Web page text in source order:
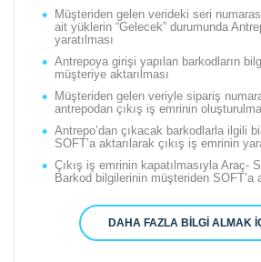
Müşteriden gelen verideki seri
ait yüklerin “Gelecek” durumunda
yaratılması
Antrepoya girişi yapılan barkodların
müşteriye aktarılması
Müşteriden gelen veriyle sipariş
antrepodan çıkış iş emrinin
Antrepo’dan çıkacak barkodlarla ilgili
SOFT’a aktarılarak çıkış iş emrinin
Çıkış iş emrinin kapatılmasıyla Araç-
Barkod bilgilerinin müşteriden SOFT’a
DAHA FAZLA BILGI ALMAK